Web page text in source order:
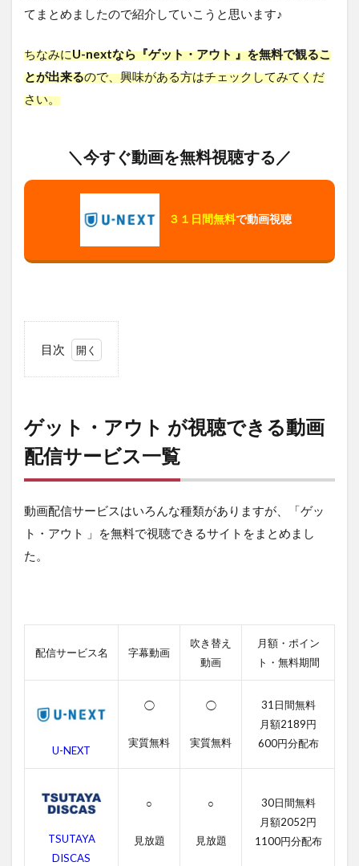
てまとめましたので紹介していこうと思います♪
ちなみにU-nextなら『ゲット・アウト 』を無料で観るこ
とが出来るので、興味がある方はチェックしてみてくだ
さい。
＼今すぐ動画を無料視聴する／
３１日間無料で動画視聴
目次
アウ
ト
が視
聴で
きる
配信
ビス
ト
の無
覧
ゲッ
ト・
ト の
字幕
2.2
ゲット・アウト が視聴できる動画
配信サービス一覧
動画配信サービスはいろんな種類がありますが、「ゲッ
ト・アウト 」を無料で視聴できるサイトをまとめまし
た。
配信サービス名 字幕動画
吹き替え
動画
月額・ポイン
ト・無料期間
U-NEXT
◯
実質無料
◯
実質無料
31日間無料
月額2189円
600円分配布
TSUTAYA
DISCAS
○
見放題
○
見放題
30日間無料
月額2052円
1100円分配布